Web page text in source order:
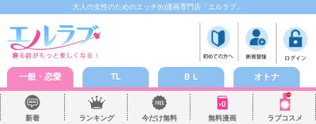
大人の女性のためのエッチ(h)漫画専門店「エルラブ」
一般・恋愛 TL ＢＬ オトナ
新着 ランキング 今だけ無料 無料漫画 ラブコスメ